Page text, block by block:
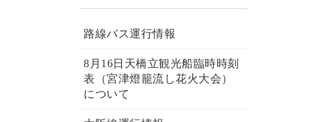
路線バス運行情報
8月16日天橋立観光船臨時時刻
表（宮津燈籠流し花火大会）
について